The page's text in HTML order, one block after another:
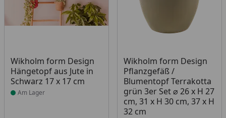
Wikholm form Design
Hängetopf aus Jute in
Schwarz 17 x 17 cm
Produkt am Lager
Am Lager
Wikholm form Design
Pflanzgefäß /
Blumentopf Terrakotta
grün 3er Set ⌀ 26 x H 27
cm, 31 x H 30 cm, 37 x H
32 cm
Produkt am Lager